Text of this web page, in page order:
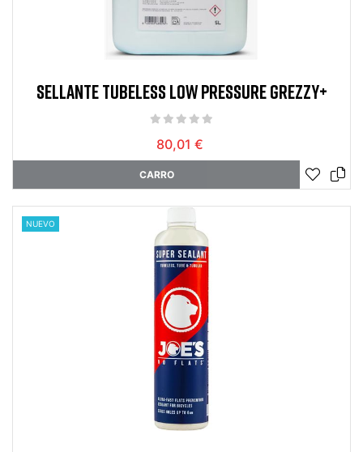
SELLANTE TUBELESS LOW PRESSURE GREZZY+
80,01 €
CARRO
NUEVO